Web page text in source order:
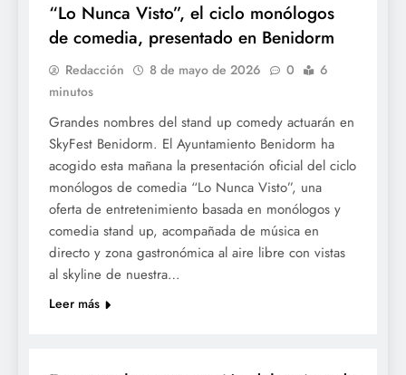
“Lo Nunca Visto”, el ciclo monólogos
de comedia, presentado en Benidorm
Redacción 8 de mayo de 2026 0
6
minutos
Grandes nombres del stand up comedy actuarán en
SkyFest Benidorm. El Ayuntamiento Benidorm ha
acogido esta mañana la presentación oficial del ciclo
monólogos de comedia “Lo Nunca Visto”, una
oferta de entretenimiento basada en monólogos y
comedia stand up, acompañada de música en
directo y zona gastronómica al aire libre con vistas
al skyline de nuestra…
Leer más